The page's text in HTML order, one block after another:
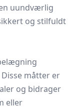
uundværlig
og stilfuldt
måtter er
og bidrager
eller